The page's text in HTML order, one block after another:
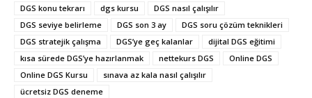
DGS konu tekrarı
dgs kursu
DGS nasıl çalışılır
DGS seviye belirleme
DGS son 3 ay
DGS soru çözüm teknikleri
DGS stratejik çalışma
DGS’ye geç kalanlar
dijital DGS eğitimi
kısa sürede DGS’ye hazırlanmak
nettekurs DGS
Online DGS
Online DGS Kursu
sınava az kala nasıl çalışılır
ücretsiz DGS deneme